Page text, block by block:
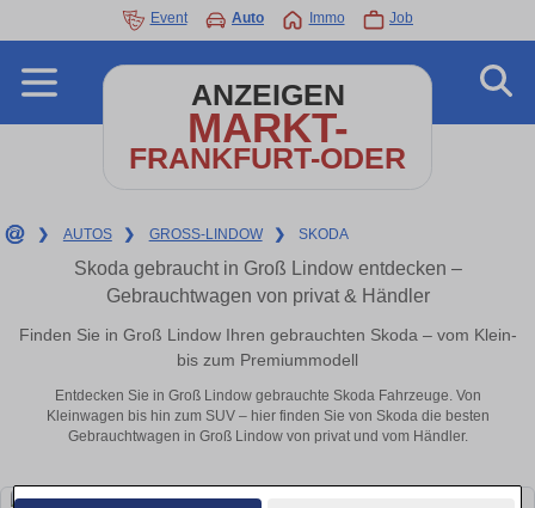
Event Auto Immo Job
ANZEIGEN
MARKT-
FRANKFURT-ODER
❯ AUTOS ❯ GROSS-LINDOW ❯ SKODA
Skoda gebraucht in Groß Lindow entdecken –
Gebrauchtwagen von privat & Händler
Finden Sie in Groß Lindow Ihren gebrauchten Skoda – vom Klein-
bis zum Premiummodell
Entdecken Sie in Groß Lindow gebrauchte Skoda Fahrzeuge. Von
Kleinwagen bis hin zum SUV – hier finden Sie von Skoda die besten
Gebrauchtwagen in Groß Lindow von privat und vom Händler.